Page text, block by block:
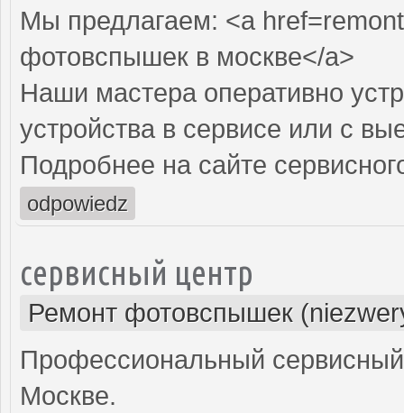
Мы предлагаем: <a
фотовспышек в москве</a>
Наши мастера оперативно
устройства в сервисе или с
Подробнее на сайте
odpowiedz
сервисный центр
Ремонт фотовспышек
Профессиональный
Москве.